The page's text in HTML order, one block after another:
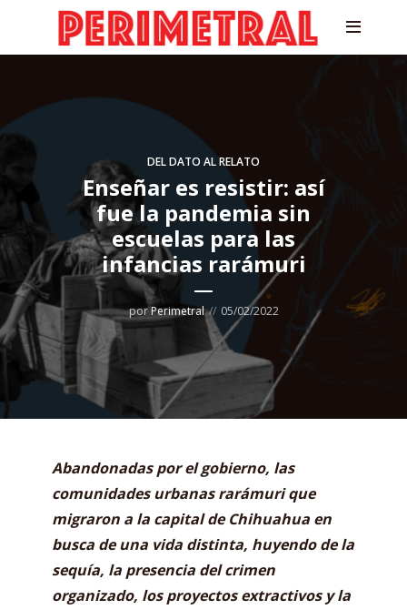
DEL DATO AL RELATO
Enseñar es resistir: así
fue la pandemia sin
escuelas para las
infancias rarámuri
porPerimetral 05/02/2022
Abandonadas por el gobierno, las
comunidades urbanas rarámuri que
migraron a la capital de Chihuahua en
busca de una vida distinta, huyendo de la
sequía, la presencia del crimen
organizado, los proyectos extractivos y la